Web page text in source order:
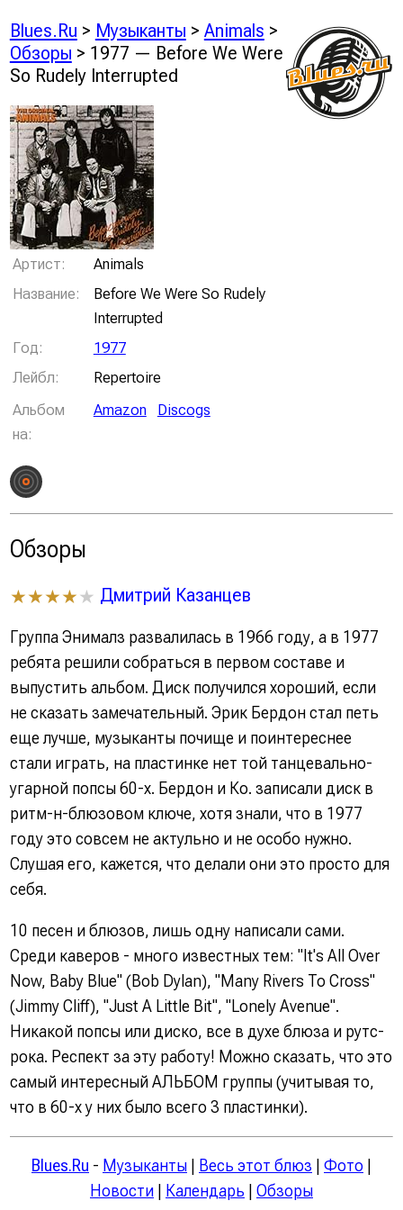
Blues.Ru > Музыканты > Animals >
Обзоры > 1977 — Before We Were
So Rudely Interrupted
Артист:
Animals
Название:
Before We Were So Rudely
Interrupted
Год:
1977
Лейбл:
Repertoire
Альбом
на:
Amazon Discogs
Обзоры
★★★★★ Дмитрий Казанцев
Группа Энималз развалилась в 1966 году, а в 1977
ребята решили собраться в первом составе и
выпустить альбом. Диск получился хороший, если
не сказать замечательный. Эрик Бердон стал петь
еще лучше, музыканты почище и поинтереснее
стали играть, на пластинке нет той танцевально-
угарной попсы 60-х. Бердон и Ко. записали диск в
ритм-н-блюзовом ключе, хотя знали, что в 1977
году это совсем не актульно и не особо нужно.
Слушая его, кажется, что делали они это просто для
себя.
10 песен и блюзов, лишь одну написали сами.
Среди каверов - много известных тем: "It's All Over
Now, Baby Blue" (Bob Dylan), "Many Rivers To Cross"
(Jimmy Cliff), "Just A Little Bit", "Lonely Avenue".
Никакой попсы или диско, все в духе блюза и рутс-
рока. Респект за эту работу! Можно сказать, что это
самый интересный АЛЬБОМ группы (учитывая то,
что в 60-х у них было всего 3 пластинки).
Blues.Ru - Музыканты Весь этот блюз Фото
Новости
Календарь Обзоры